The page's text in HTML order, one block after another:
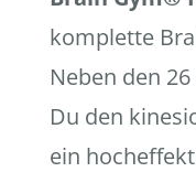
komplette
Neben den
Du den
ein